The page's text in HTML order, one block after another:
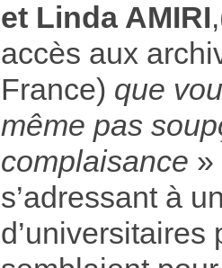
et Linda AMIRI
accès aux
France) que
même pas
complaisance »
s’adressant à
d’universitaires